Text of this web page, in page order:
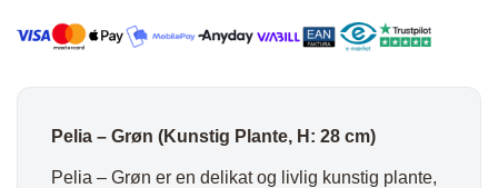
Pelia – Grøn (Kunstig Plante, H: 28 cm)
Pelia – Grøn er en delikat og livlig kunstig plante,